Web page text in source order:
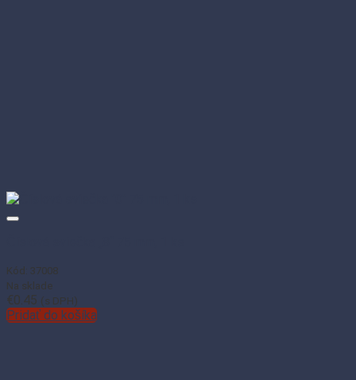
Kód: 37008
Na sklade
€0.45 (s DPH)
Pridať do košíka